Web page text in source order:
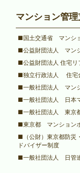
マンション管
■国土交通省 マンシ
■公益財団法人 マン
■公益財団法人 住宅リ
■独立行政法人 住宅
■一般社団法人 マン
■一般社団法人 日本
■一般社団法人 東京
■東京都 マンション
■（公財）東京都防災
ドバイザー制度
■一般社団法人 日管連